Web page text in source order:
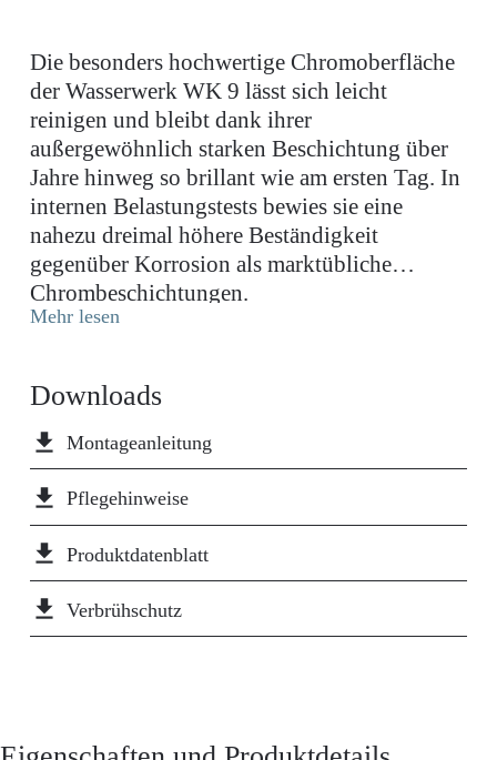
Die besonders hochwertige Chromoberfläche
der Wasserwerk WK 9 lässt sich leicht
reinigen und bleibt dank ihrer
außergewöhnlich starken Beschichtung über
Jahre hinweg so brillant wie am ersten Tag. In
internen Belastungstests bewies sie eine
nahezu dreimal höhere Beständigkeit
gegenüber Korrosion als marktübliche
Chrombeschichtungen.
Mehr lesen
Downloads
file_download Montageanleitung
file_download Pflegehinweise
file_download Produktdatenblatt
file_download Verbrühschutz